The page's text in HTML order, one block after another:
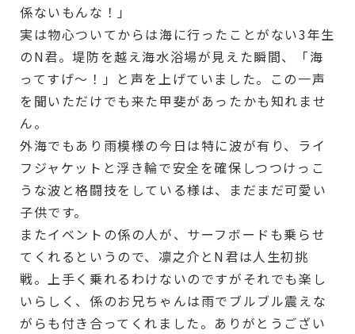
係ないもんな！」
実は物心ついてからは海に行ったことがない3年生
のN君。堤防を越え海水浴場が見えた瞬間、「海
ってすげ～！」と声を上げていました。この一声
を聞いただけでも来た甲斐があったかも知れませ
ん。
外海でもあり雨模様の今日は特に波が有り、ライ
フジャケットと浮き輪で安全を確保しつつけっこ
うな波と格闘技をしている様は、まだまだ可愛い
子供です。
またイベントの係の人が、サーフボードも乗らせ
てくれるというので、凛之介とN君は人生初挑
戦。上手く乗れるわけないのですがそれでも楽し
いらしく、係のお兄ちゃんは雨でブルブル震えな
がらも付き合ってくれました。ありがとうござい